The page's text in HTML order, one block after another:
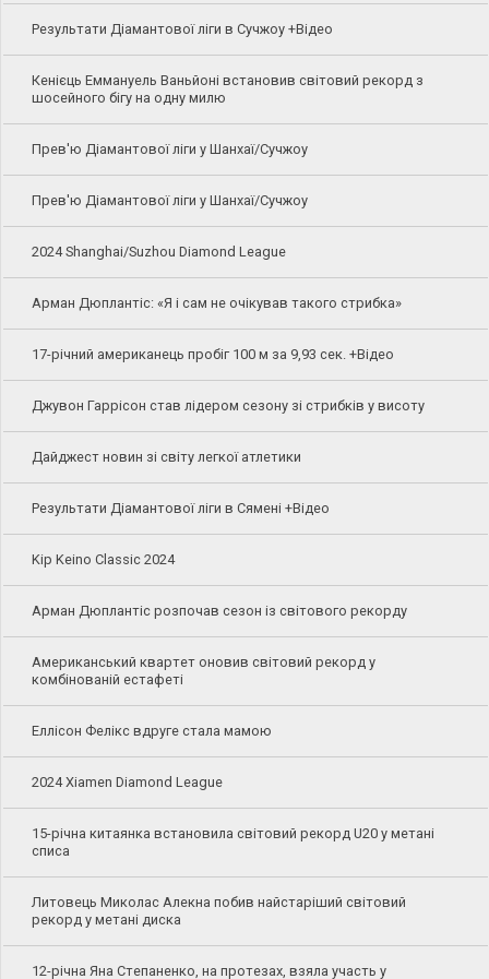
Результати Діамантової ліги в Сучжоу +Відео
Кенієць Еммануель Ваньйоні встановив світовий рекорд з
шосейного бігу на одну милю
Прев'ю Діамантової ліги у Шанхаї/Сучжоу
Прев'ю Діамантової ліги у Шанхаї/Сучжоу
2024 Shanghai/Suzhou Diamond League
Арман Дюплантіс: «Я і сам не очікував такого стрибка»
17-річний американець пробіг 100 м за 9,93 сек. +Відео
Джувон Гаррісон став лідером сезону зі стрибків у висоту
Дайджест новин зі світу легкої атлетики
Результати Діамантової ліги в Сямені +Відео
Kip Keino Classic 2024
Арман Дюплантіс розпочав сезон із світового рекорду
Американський квартет оновив світовий рекорд у
комбінованій естафеті
Еллісон Фелікс вдруге стала мамою
2024 Xiamen Diamond League
15-річна китаянка встановила світовий рекорд U20 у метані
списа
Литовець Миколас Алекна побив найстаріший світовий
рекорд у метані диска
12-річна Яна Степаненко, на протезах, взяла участь у